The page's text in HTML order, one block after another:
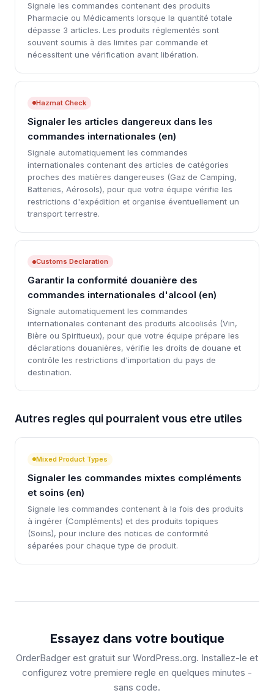
Signale les commandes contenant des produits
Pharmacie ou Médicaments lorsque la quantité totale
dépasse 3 articles. Les produits réglementés sont
souvent soumis à des limites par commande et
nécessitent une vérification avant libération.
Hazmat Check
Signaler les articles dangereux dans les
commandes internationales (en)
Signale automatiquement les commandes
internationales contenant des articles de catégories
proches des matières dangereuses (Gaz de Camping,
Batteries, Aérosols), pour que votre équipe vérifie les
restrictions d'expédition et organise éventuellement un
transport terrestre.
Customs Declaration
Garantir la conformité douanière des
commandes internationales d'alcool (en)
Signale automatiquement les commandes
internationales contenant des produits alcoolisés (Vin,
Bière ou Spiritueux), pour que votre équipe prépare les
déclarations douanières, vérifie les droits de douane et
contrôle les restrictions d'importation du pays de
destination.
Autres regles qui pourraient vous etre utiles
Mixed Product Types
Signaler les commandes mixtes compléments
et soins (en)
Signale les commandes contenant à la fois des produits
à ingérer (Compléments) et des produits topiques
(Soins), pour inclure des notices de conformité
séparées pour chaque type de produit.
Essayez dans votre boutique
OrderBadger est gratuit sur WordPress.org. Installez-le et
configurez votre premiere regle en quelques minutes -
sans code.